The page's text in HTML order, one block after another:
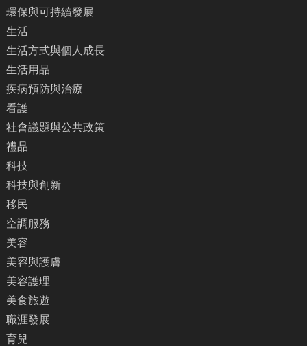
環保與可持續發展
生活
生活方式與個人成長
生活用品
疾病預防與治療
看護
社會議題與公共政策
禮品
科技
科技與創新
移民
空調服務
美容
美容與護膚
美容護理
美食旅遊
職涯發展
育兒